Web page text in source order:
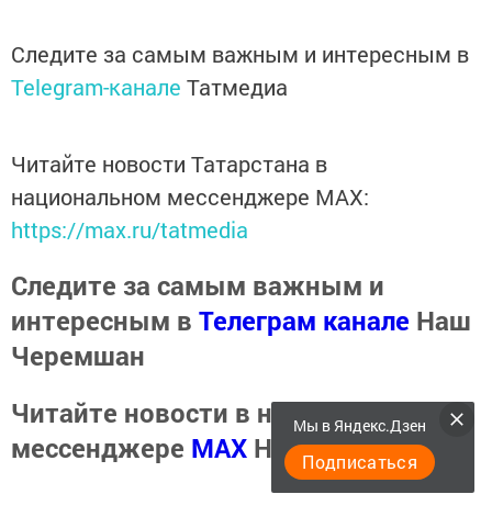
Следите за самым важным и интересным в
Telegram-канале Татмедиа
Читайте новости Татарстана в
национальном мессенджере MАХ:
https://max.ru/tatmedia
Следите за самым важным и
интересным в Телеграм канале Наш
Черемшан
Читайте новости в национальном
мессенджере MАХ Наш Черемшан
Мы в Яндекс.Дзен
Подписаться